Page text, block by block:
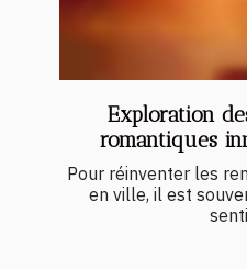
Exploration
romantiques
Pour réinventer les
en ville, il est